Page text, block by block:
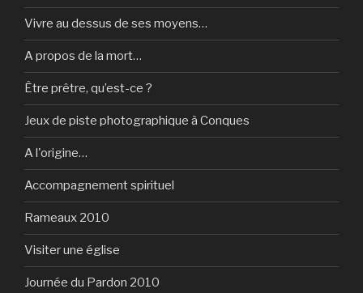
Vivre au dessus de ses moyens…
A propos de la mort…
Être prêtre, qu’est-ce ?
Jeux de piste photographique à Conques
A l'origine…
Accompagnement spirituel
Rameaux 2010
Visiter une église
Journée du Pardon 2010